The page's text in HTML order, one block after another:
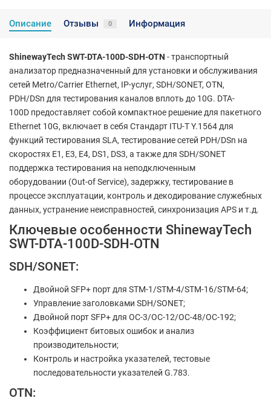
Описание Отзывы 0 Информация
ShinewayTech SWT-DTA-100D-SDH-OTN - транспортный
анализатор предназначенный для установки и обслуживания
сетей Metro/Carrier Ethernet, IP-услуг, SDH/SONET, OTN,
PDH/DSn для тестирования каналов вплоть до 10G. DTA-
100D предоставляет собой компактное решение для пакетного
Ethernet 10G, включает в себя Стандарт ITU-T Y.1564 для
функций тестирования SLA, тестирование сетей PDH/DSn на
скоростях E1, E3, E4, DS1, DS3, а также для SDH/SONET
поддержка тестирования на неподключенным
оборудовании (Out-of Service), задержку, тестирование в
процессе эксплуатации, контроль и декодирование служебных
данных, устранение неисправностей, синхронизация APS и т.д.
Ключевые особенности ShinewayTech
SWT-DTA-100D-SDH-OTN
SDH/SONET:
Двойной SFP+ порт для STM-1/STM-4/STM-16/STM-64;
Управление заголовками SDH/SONET;
Двойной порт SFP+ для OC-3/OC-12/OC-48/OC-192;
Коэффициент битовых ошибок и анализ
производительности;
Контроль и настройка указателей, тестовые
последовательности указателей G.783.
OTN: